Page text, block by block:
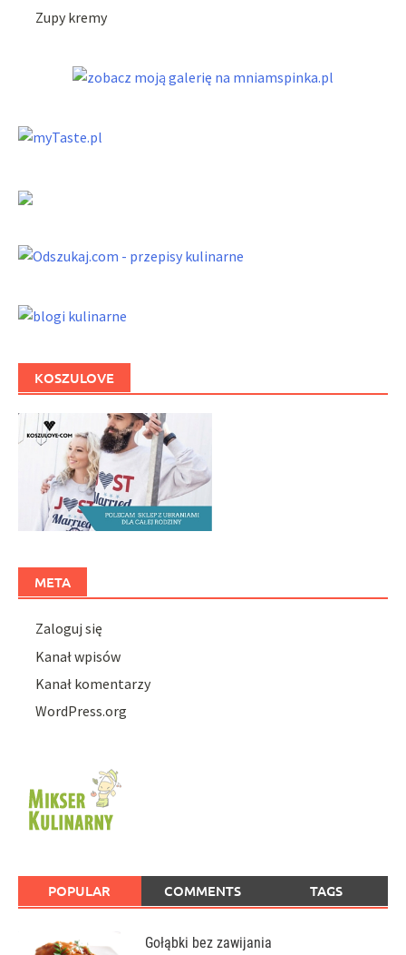
Zupy kremy
KOSZULOVE
META
Zaloguj się
Kanał wpisów
Kanał komentarzy
WordPress.org
POPULAR COMMENTS TAGS
Gołąbki bez zawijania